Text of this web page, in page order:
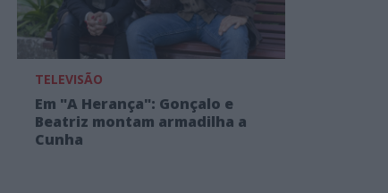
TELEVISÃO
Em "A Herança": Gonçalo e
Beatriz montam armadilha a
Cunha